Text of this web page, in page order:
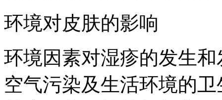
环境对皮肤的影响
环境因素对湿疹的发生
空气污染及生活环境的